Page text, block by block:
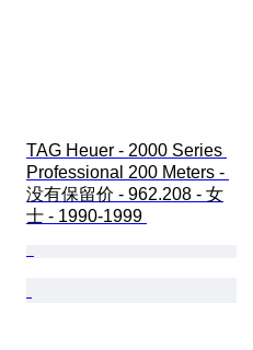
TAG Heuer - 2000 Series
Professional 200 Meters -
没有保留价 - 962.208 - 女
士 - 1990-1999